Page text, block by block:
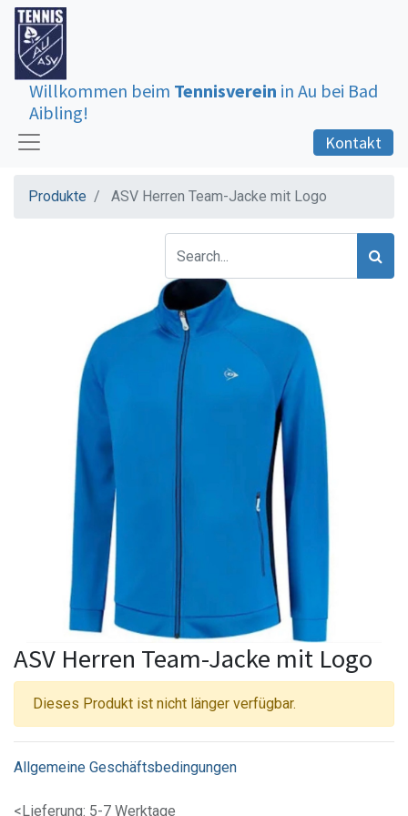
Willkommen beim Tennisverein in Au bei Bad
Aibling!
Kontakt
Produkte ASV Herren Team-Jacke mit Logo
ASV Herren Team-Jacke mit Logo
Dieses Produkt ist nicht länger verfügbar.
Allgemeine Geschäftsbedingungen
<Lieferung: 5-7 Werktage